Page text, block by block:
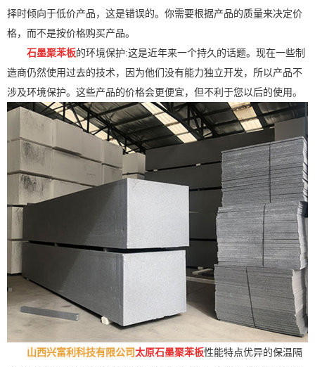
择时倾向于低价产品，这是错误的。你需要根据产品的质量来决定价
格，而不是按价格购买产品。
石墨聚苯板的环境保护:这是近年来一个持久的话题。现在一些制
造商仍然使用过去的技术，因为他们没有能力独立开发，所以产品不
涉及环境保护。这些产品的价格会更便宜，但不利于您以后的使用。
山西兴富利科技有限公司太原石墨聚苯板性能特点优异的保温隔